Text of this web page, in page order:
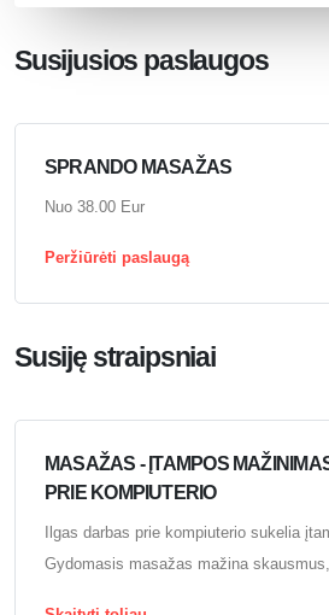
Susijusios paslaugos
SPRANDO MASAŽAS
Nuo 38.00 Eur
Peržiūrėti paslaugą
Susiję straipsniai
MASAŽAS - ĮTAMPOS
PRIE KOMPIUTERIO
Ilgas darbas prie kompiuterio sukelia
Gydomasis masažas mažina skausmus,